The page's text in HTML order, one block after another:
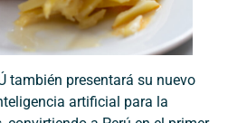
también presentará su nuevo
artificial para la